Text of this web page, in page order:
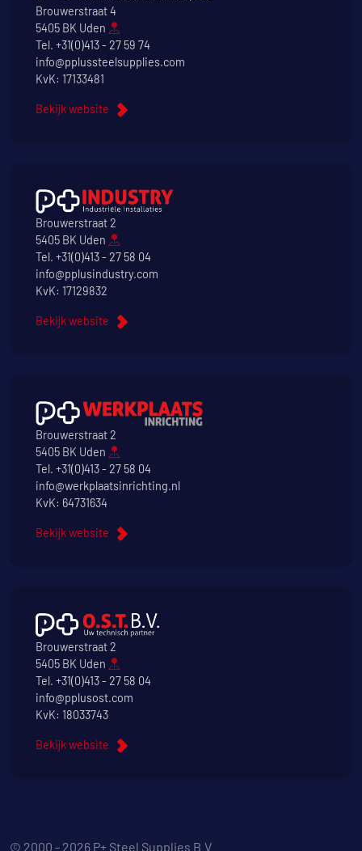
Brouwerstraat 4
5405 BK Uden
Tel. +31(0)413 - 27 59 74
info@pplussteelsupplies.com
KvK: 17133481
Bekijk website
Brouwerstraat 2
5405 BK Uden
Tel. +31(0)413 - 27 58 04
info@pplusindustry.com
KvK: 17129832
Bekijk website
Brouwerstraat 2
5405 BK Uden
Tel. +31(0)413 - 27 58 04
info@werkplaatsinrichting.nl
KvK: 64731634
Bekijk website
Brouwerstraat 2
5405 BK Uden
Tel. +31(0)413 - 27 58 04
info@pplusost.com
KvK: 18033743
Bekijk website
© 2000 - 2026 P+ Steel Supplies B.V.